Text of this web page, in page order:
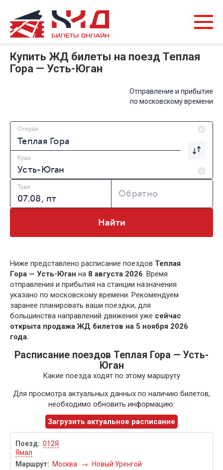
Купить ЖД билеты на поезд Теплая
Гора — Усть-Юган
Отправление и прибытие
по московскому времени
Откуда
Куда
Туда
Обратно
Найти
Ниже представлено расписание поездов Теплая
Гора — Усть-Юган на 8 августа 2026. Время
отправления и прибытия на станции назначения
указано по московскому времени. Рекомендуем
заранее планировать ваши поездки, для
большинства направлений движения уже сейчас
открыта продажа ЖД билетов на 5 ноября 2026
года.
Расписание поездов Теплая Гора — Усть-
Юган
Какие поезда ходят по этому маршруту
Для просмотра актуальных данных по наличию билетов,
необходимо обновить информацию:
Загрузить актуальное расписание
012Я
Ямал
Москва
→ Новый Уренгой